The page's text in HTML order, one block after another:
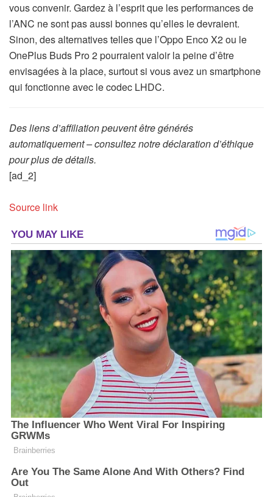
vous convenir. Gardez à l’esprit que les performances de
l’ANC ne sont pas aussi bonnes qu’elles le devraient.
Sinon, des alternatives telles que l’Oppo Enco X2 ou le
OnePlus Buds Pro 2 pourraient valoir la peine d’être
envisagées à la place, surtout si vous avez un smartphone
qui fonctionne avec le codec LHDC.
Des liens d’affiliation peuvent être générés
automatiquement – consultez notre déclaration d’éthique
pour plus de détails.
[ad_2]
Source link